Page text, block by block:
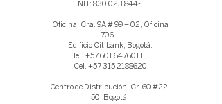
NIT: 830 023 844-1
Oficina: Cra. 9A # 99 – 02, Oficina
706 –
Edificio Citibank, Bogotá.
Tel. +57 601 6476011
Cel. +57 315 2188620
Centro de Distribución: Cr. 60 #22-
50, Bogotá.